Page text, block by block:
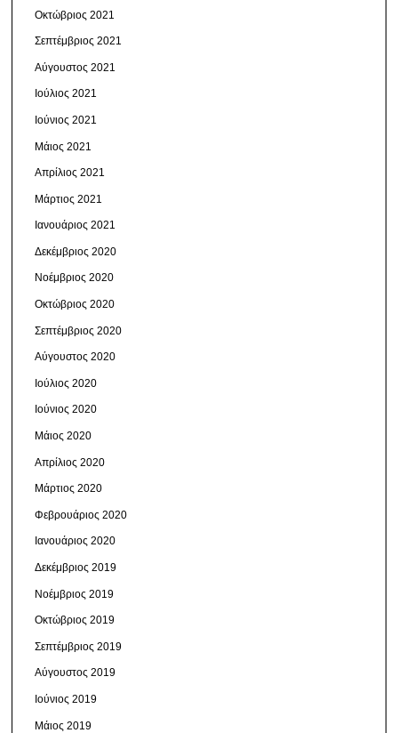
Οκτώβριος 2021
Σεπτέμβριος 2021
Αύγουστος 2021
Ιούλιος 2021
Ιούνιος 2021
Μάιος 2021
Απρίλιος 2021
Μάρτιος 2021
Ιανουάριος 2021
Δεκέμβριος 2020
Νοέμβριος 2020
Οκτώβριος 2020
Σεπτέμβριος 2020
Αύγουστος 2020
Ιούλιος 2020
Ιούνιος 2020
Μάιος 2020
Απρίλιος 2020
Μάρτιος 2020
Φεβρουάριος 2020
Ιανουάριος 2020
Δεκέμβριος 2019
Νοέμβριος 2019
Οκτώβριος 2019
Σεπτέμβριος 2019
Αύγουστος 2019
Ιούνιος 2019
Μάιος 2019